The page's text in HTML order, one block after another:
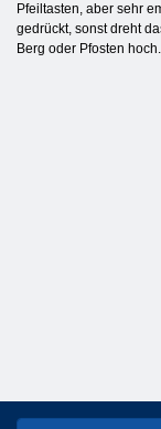
Pfeiltasten, aber sehr
gedrückt, sonst dreht
Berg oder Pfosten hoch.